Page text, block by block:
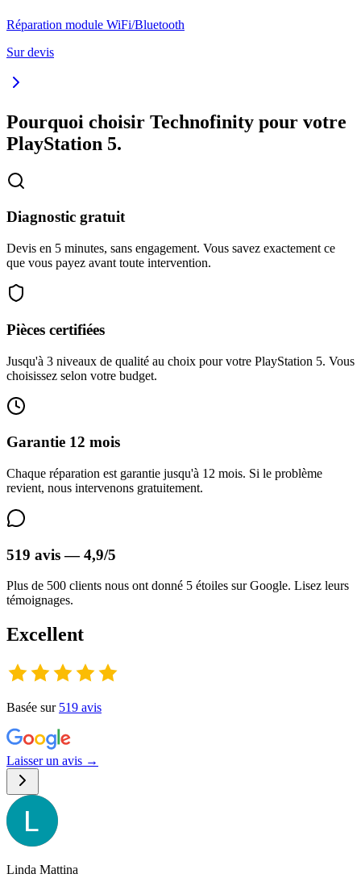
Réparation module WiFi/Bluetooth
Sur devis
Pourquoi choisir Technofinity pour votre
PlayStation 5.
Diagnostic gratuit
Devis en 5 minutes, sans engagement. Vous savez exactement ce
que vous payez avant toute intervention.
Pièces certifiées
Jusqu'à 3 niveaux de qualité au choix pour votre PlayStation 5. Vous
choisissez selon votre budget.
Garantie 12 mois
Chaque réparation est garantie jusqu'à 12 mois. Si le problème
revient, nous intervenons gratuitement.
519 avis — 4,9/5
Plus de 500 clients nous ont donné 5 étoiles sur Google. Lisez leurs
témoignages.
Excellent
Basée sur 519 avis
Laisser un avis →
Linda Mattina